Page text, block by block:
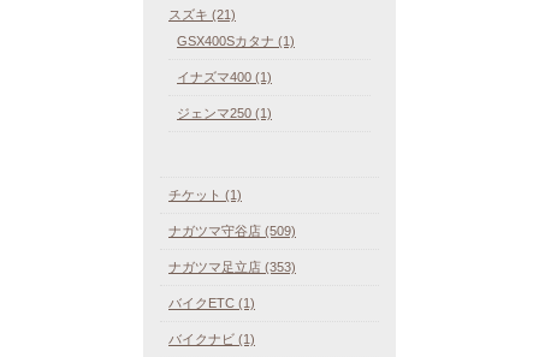
スズキ (21)
GSX400Sカタナ (1)
イナズマ400 (1)
ジェンマ250 (1)
チケット (1)
ナガツマ守谷店 (509)
ナガツマ足立店 (353)
バイクETC (1)
バイクナビ (1)